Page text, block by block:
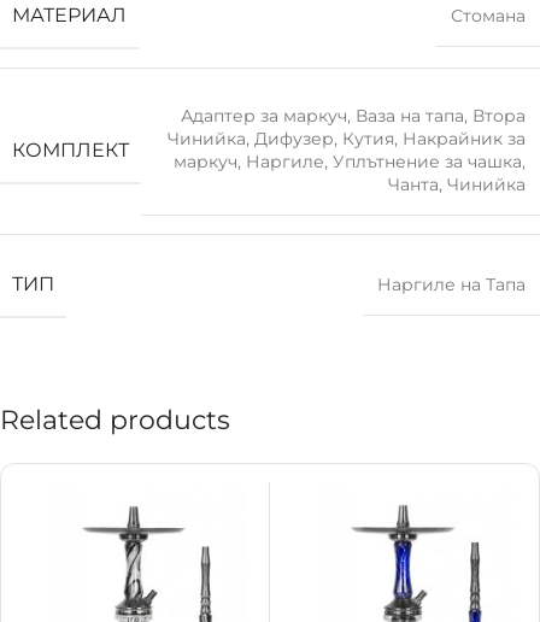
МАТЕРИАЛ Стомана
КОМПЛЕКТ
Адаптер за маркуч, Ваза на тапа, Втора
Чинийка, Дифузер, Кутия, Накрайник за
маркуч, Наргиле, Уплътнение за чашка,
Чанта, Чинийка
ТИП Наргиле на Тапа
Related products